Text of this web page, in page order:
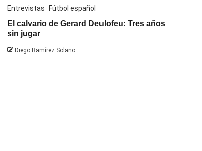
Entrevistas Fútbol español
El calvario de Gerard Deulofeu: Tres años
sin jugar
Diego Ramírez Solano